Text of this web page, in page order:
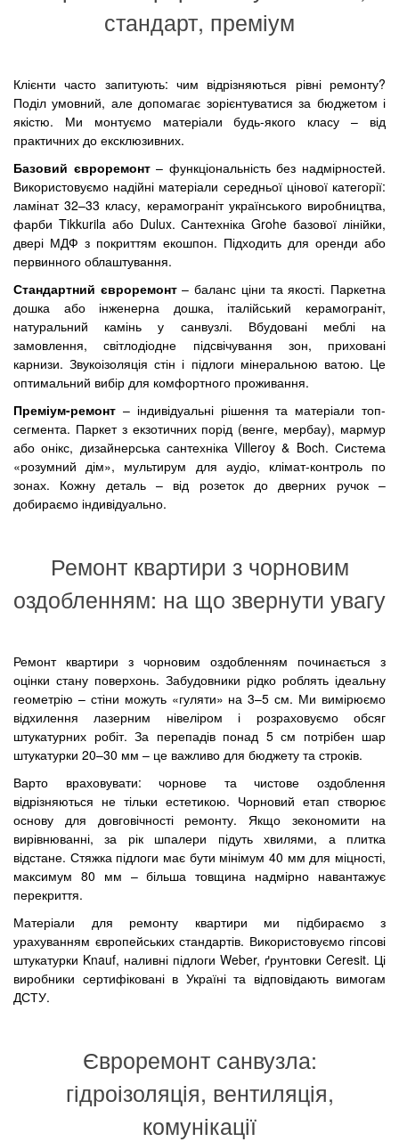
стандарт, преміум
Клієнти часто запитують: чим відрізняються рівні ремонту?
Поділ умовний, але допомагає зорієнтуватися за бюджетом і
якістю. Ми монтуємо матеріали будь-якого класу – від
практичних до ексклюзивних.
Базовий євроремонт– функціональність без надмірностей.
Використовуємо надійні матеріали середньої цінової категорії:
ламінат 32–33 класу, керамограніт українського виробництва,
фарби Tikkurila або Dulux. Сантехніка Grohe базової лінійки,
двері МДФ з покриттям екошпон. Підходить для оренди або
первинного облаштування.
Стандартний євроремонт– баланс ціни та якості. Паркетна
дошка або інженерна дошка, італійський керамограніт,
натуральний камінь у санвузлі. Вбудовані меблі на
замовлення, світлодіодне підсвічування зон, приховані
карнизи. Звукоізоляція стін і підлоги мінеральною ватою. Це
оптимальний вибір для комфортного проживання.
Преміум-ремонт – індивідуальні рішення та матеріали топ-
сегмента. Паркет з екзотичних порід (венге, мербау), мармур
або онікс, дизайнерська сантехніка Villeroy & Boch. Система
«розумний дім», мультирум для аудіо, клімат-контроль по
зонах. Кожну деталь – від розеток до дверних ручок –
добираємо індивідуально.
Ремонт квартири з чорновим
оздобленням: на що звернути увагу
Ремонт квартири з чорновим оздобленням починається з
оцінки стану поверхонь. Забудовники рідко роблять ідеальну
геометрію – стіни можуть «гуляти» на 3–5 см. Ми вимірюємо
відхилення лазерним нівеліром і розраховуємо обсяг
штукатурних робіт. За перепадів понад 5 см потрібен шар
штукатурки 20–30 мм – це важливо для бюджету та строків.
Варто враховувати: чорнове та чистове оздоблення
відрізняються не тільки естетикою. Чорновий етап створює
основу для довговічності ремонту. Якщо зекономити на
вирівнюванні, за рік шпалери підуть хвилями, а плитка
відстане. Стяжка підлоги має бути мінімум 40 мм для міцності,
максимум 80 мм – більша товщина надмірно навантажує
перекриття.
Матеріали для ремонту квартири ми підбираємо з
урахуванням європейських стандартів. Використовуємо гіпсові
штукатурки Knauf, наливні підлоги Weber, ґрунтовки Ceresit. Ці
виробники сертифіковані в Україні та відповідають вимогам
ДСТУ.
Євроремонт санвузла:
гідроізоляція, вентиляція,
комунікації